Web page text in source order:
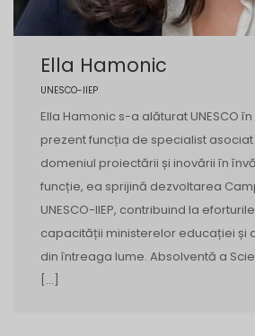
Ella Hamonic
UNESCO-IIEP
Ella Hamonic s-a alăturat UNESCO
prezent funcția de specialist
domeniul proiectării și inovării în
funcție, ea sprijină dezvoltarea
UNESCO-IIEP, contribuind la
capacității ministerelor educației și
din întreaga lume. Absolventă a
[…]